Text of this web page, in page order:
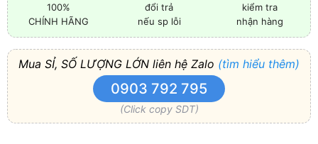
100%
CHÍNH HÃNG
đổi trả
nếu sp lỗi
kiểm tra
nhận hàng
Mua SỈ, SỐ LƯỢNG LỚN liên hệ Zalo (tìm hiểu thêm)
0903 792 795
(Click copy SDT)